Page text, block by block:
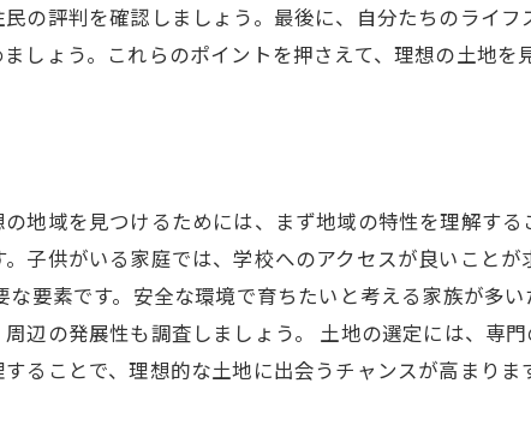
の評判を確認しましょう。最後に、自分たちのライ
しょう。これらのポイントを押さえて、理想の土地を
地域を見つけるためには、まず地域の特性を理解す
子供がいる家庭では、学校へのアクセスが良いこと
要素です。安全な環境で育ちたいと考える家族が多
辺の発展性も調査しましょう。 土地の選定には、専
ることで、理想的な土地に出会うチャンスが高まり